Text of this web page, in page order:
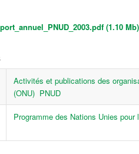
(1.10 Mb)
Activités et publications des
(ONU) PNUD
Programme des Nations Unies pour